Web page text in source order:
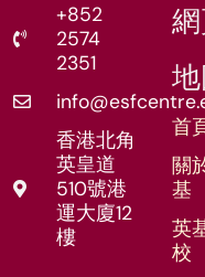
+852
2574
2351
香港北角
英皇道
510號港
運大廈12
樓
地
首
關
基
英
校